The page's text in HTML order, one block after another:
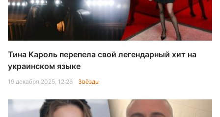
Тина Кароль перепела свой легендарный хит на
украинском языке
19 декабря 2025, 12:26 Звёзды